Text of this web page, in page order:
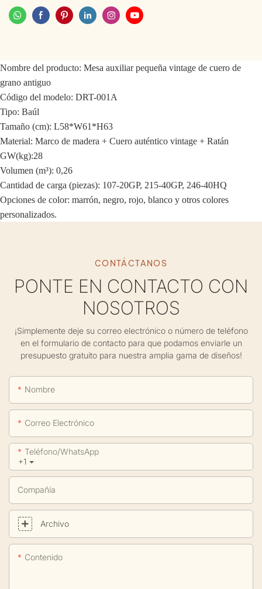
Nombre del producto: Mesa auxiliar pequeña vintage de cuero de
grano antiguo
Código del modelo: DRT-001A
Tipo: Baúl
Tamaño (cm): L58*W61*H63
Material: Marco de madera + Cuero auténtico vintage + Ratán
GW(kg):28
Volumen (m³): 0,26
Cantidad de carga (piezas): 107-20GP, 215-40GP, 246-40HQ
Opciones de color: marrón, negro, rojo, blanco y otros colores
personalizados.
CONTÁCTANOS
PONTE EN CONTACTO CON
NOSOTROS
¡Simplemente deje su correo electrónico o número de teléfono
en el formulario de contacto para que podamos enviarle un
presupuesto gratuito para nuestra amplia gama de diseños!
Nombre
Correo Electrónico
+1
Teléfono/WhatsApp
Compañía
Archivo
Contenido